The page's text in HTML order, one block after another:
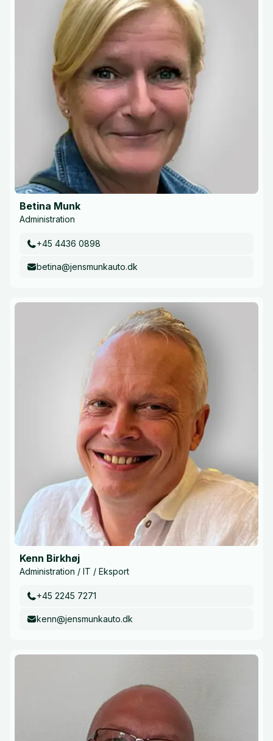
Betina Munk
Administration
+45 4436 0898
betina@jensmunkauto.dk
Kenn Birkhøj
Administration / IT / Eksport
+45 2245 7271
kenn@jensmunkauto.dk